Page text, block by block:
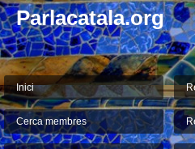
Parlacatala.org
Inici
Cerca membres